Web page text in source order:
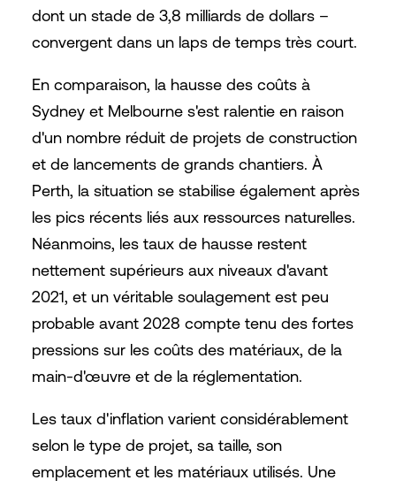
dont un stade de 3,8 milliards de dollars –
convergent dans un laps de temps très court.
En comparaison, la hausse des coûts à
Sydney et Melbourne s'est ralentie en raison
d'un nombre réduit de projets de construction
et de lancements de grands chantiers. À
Perth, la situation se stabilise également après
les pics récents liés aux ressources naturelles.
Néanmoins, les taux de hausse restent
nettement supérieurs aux niveaux d'avant
2021, et un véritable soulagement est peu
probable avant 2028 compte tenu des fortes
pressions sur les coûts des matériaux, de la
main-d'œuvre et de la réglementation.
Les taux d'inflation varient considérablement
selon le type de projet, sa taille, son
emplacement et les matériaux utilisés. Une